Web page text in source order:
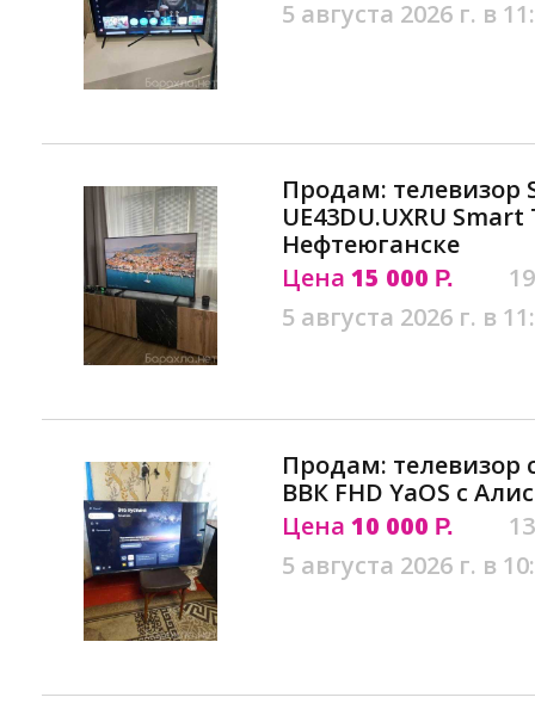
5 августа 2026 г. в
Продам: телевизор
UE43DU.UXRU
Нефтеюганске
Цена 15 000 Р.
5 августа 2026 г. в
Продам: телевизор
ВВК FHD YaOS с
Цена 10 000 Р.
5 августа 2026 г. в